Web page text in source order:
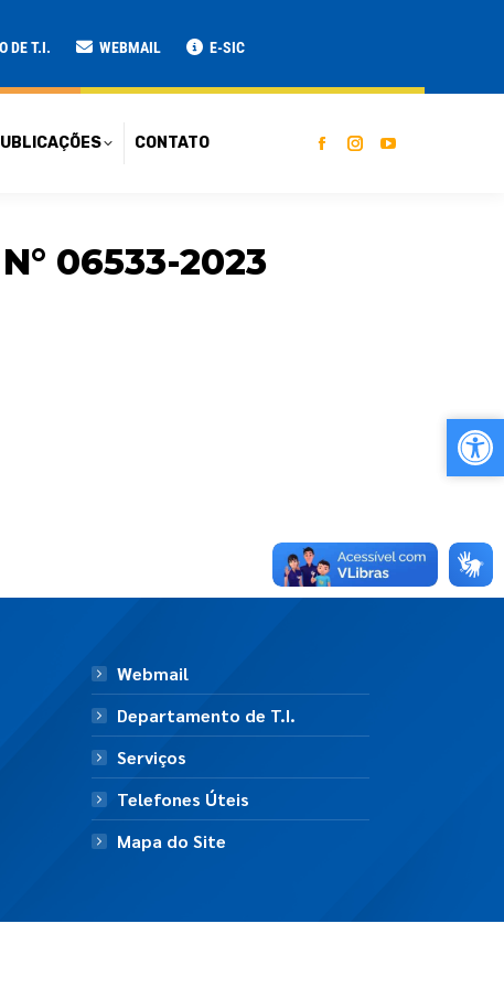
DE T.I. WEBMAIL E-SIC
CONTATO
06533-2023
Webmail
Departamento de T.I.
Serviços
Telefones Úteis
Mapa do Site